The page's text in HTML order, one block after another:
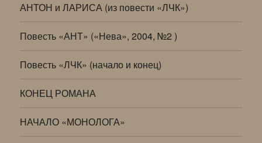
АНТОН и ЛАРИСА (из повести «ЛЧК»)
Повесть «АНТ» («Нева», 2004, №2 )
Повесть «ЛЧК» (начало и конец)
КОНЕЦ РОМАНА
НАЧАЛО «МОНОЛОГА»